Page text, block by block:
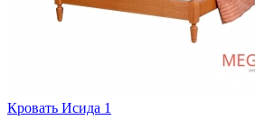
Кровать Исида 1